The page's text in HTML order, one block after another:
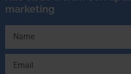
marketing